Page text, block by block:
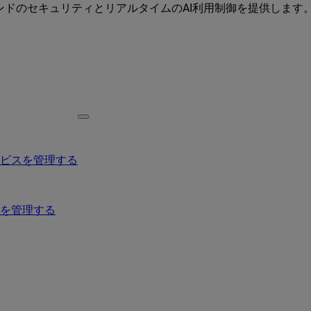
のセキュリティとリアルタイムのAI利用制御を提供します。
スを管理する
管理する